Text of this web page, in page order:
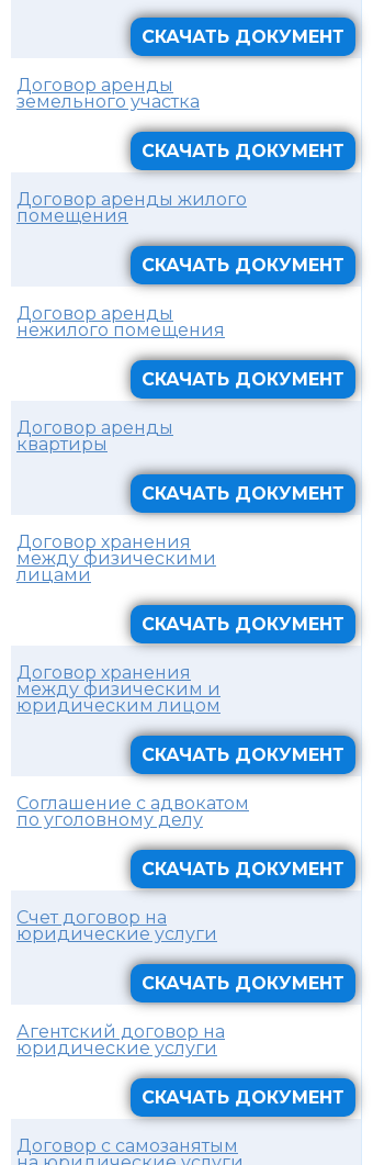
СКАЧАТЬ ДОКУМЕНТ
Договор аренды
земельного участка
СКАЧАТЬ ДОКУМЕНТ
Договор аренды жилого
помещения
СКАЧАТЬ ДОКУМЕНТ
Договор аренды
нежилого помещения
СКАЧАТЬ ДОКУМЕНТ
Договор аренды
квартиры
СКАЧАТЬ ДОКУМЕНТ
Договор хранения
между физическими
лицами
СКАЧАТЬ ДОКУМЕНТ
Договор хранения
между физическим и
юридическим лицом
СКАЧАТЬ ДОКУМЕНТ
Соглашение с адвокатом
по уголовному делу
СКАЧАТЬ ДОКУМЕНТ
Счет договор на
юридические услуги
СКАЧАТЬ ДОКУМЕНТ
Агентский договор на
юридические услуги
СКАЧАТЬ ДОКУМЕНТ
Договор с самозанятым